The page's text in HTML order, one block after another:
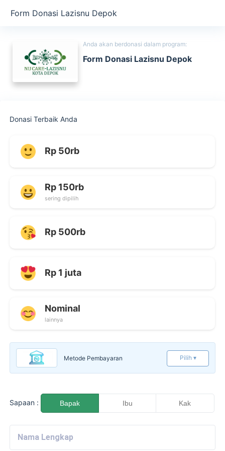
Form Donasi Lazisnu Depok
Anda akan berdonasi dalam program:
Form Donasi Lazisnu Depok
Donasi Terbaik Anda
Rp 50rb
Rp 150rb
sering dipilih
Rp 500rb
Rp 1 juta
Nominal
lainnya
Metode Pembayaran Pilih ▾
Sapaan : Bapak Ibu Kak